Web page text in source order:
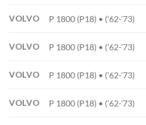
VOLVO P 1800 (P18) • ('62-'73)
VOLVO P 1800 (P18) • ('62-'73)
VOLVO P 1800 (P18) • ('62-'73)
VOLVO P 1800 (P18) • ('62-'73)